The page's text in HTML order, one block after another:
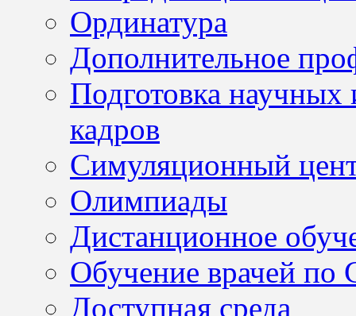
Ординатура
Дополнительное
Подготовка научных
кадров
Симуляционный
Олимпиады
Дистанционное
Обучение врачей по
Доступная среда